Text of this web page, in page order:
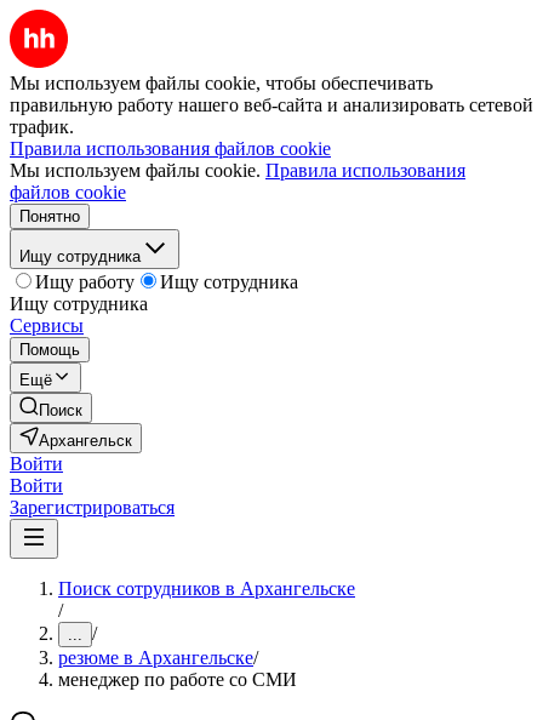
Мы используем файлы cookie, чтобы обеспечивать
правильную работу нашего веб-сайта и анализировать сетевой
трафик.
Правила использования файлов cookie
Мы используем файлы cookie. Правила использования
файлов cookie
Понятно
Ищу сотрудника
Ищу работу
Ищу сотрудника
Ищу сотрудника
Сервисы
Помощь
Ещё
Поиск
Архангельск
Войти
Войти
Зарегистрироваться
Поиск сотрудников в Архангельске
/
... /
резюме в Архангельске/
менеджер по работе со СМИ